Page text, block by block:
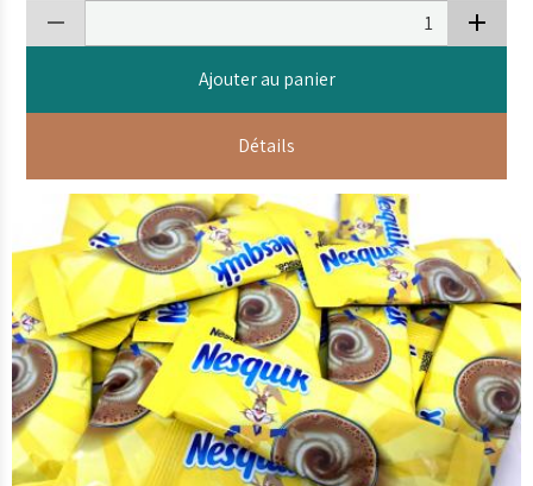
Ajouter au panier
Détails